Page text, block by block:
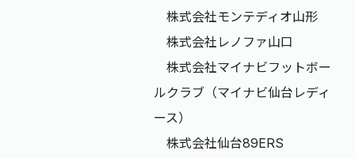
株式会社モンテディオ山形​
株式会社レノファ山口
株式会社マイナビフットボー
ルクラブ（マイナビ仙台レディ
ース）
株式会社仙台89ERS